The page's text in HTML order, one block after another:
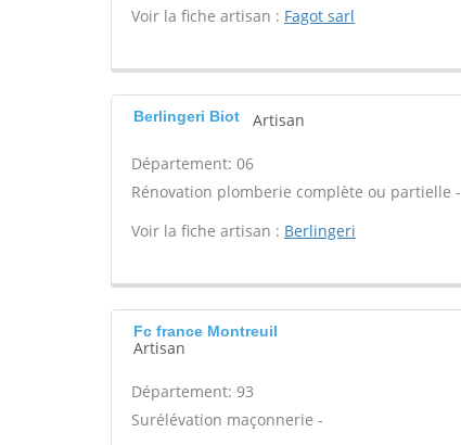
Voir la fiche artisan : Fagot sarl
Berlingeri Biot Artisan
Département: 06
Rénovation plomberie complète ou partielle -
Voir la fiche artisan : Berlingeri
Fc france Montreuil
Artisan
Département: 93
Surélévation maçonnerie -